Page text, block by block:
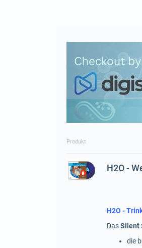
Produkt
H2O -
H2O -
DasSilent
die